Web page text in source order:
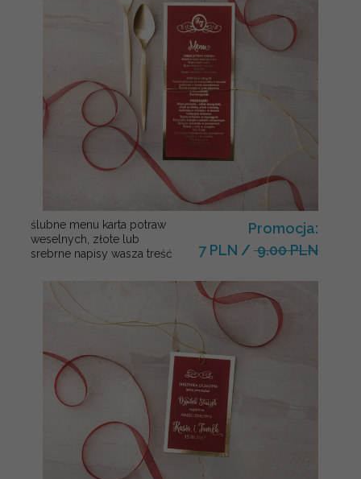
ślubne menu karta potraw
weselnych, złote lub
srebrne napisy wasza treść
Promocja:
7 PLN / 9.00 PLN